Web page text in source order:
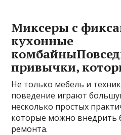
Миксеры с
кухонные
привычки,
Не только мебель и
поведение играют
несколько простых
которые можно внедрить
ремонта.